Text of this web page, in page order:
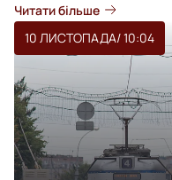
Читати більше
10 ЛИСТОПАДА/ 10:04